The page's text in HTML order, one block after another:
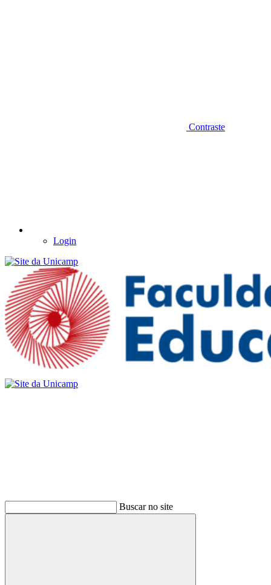
Contraste
Login
Buscar no site